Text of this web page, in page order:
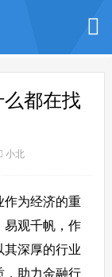
都在找
小北
作为经济的重
易观千帆，作
其深厚的行业
，助力金融行